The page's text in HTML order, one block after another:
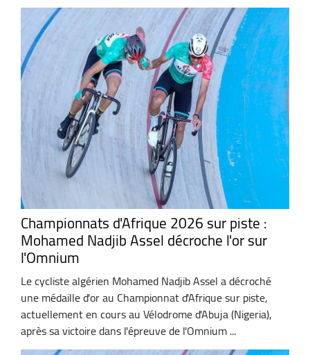
Championnats d'Afrique 2026 sur piste :
Mohamed Nadjib Assel décroche l'or sur
l'Omnium
Le cycliste algérien Mohamed Nadjib Assel a décroché
une médaille d'or au Championnat d'Afrique sur piste,
actuellement en cours au Vélodrome d'Abuja (Nigeria),
après sa victoire dans l'épreuve de l'Omnium ...